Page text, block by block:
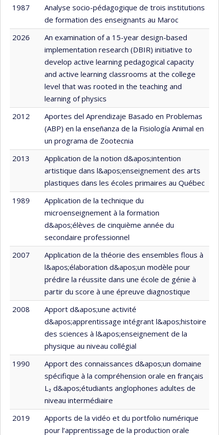
1987
Analyse socio-pédagogique de trois institutions
de formation des enseignants au Maroc
2026
An examination of a 15-year design-based
implementation research (DBIR) initiative to
develop active learning pedagogical capacity
and active learning classrooms at the college
level that was rooted in the teaching and
learning of physics
2012
Aportes del Aprendizaje Basado en Problemas
(ABP) en la enseñanza de la Fisiología Animal en
un programa de Zootecnia
2013
Application de la notion d&apos;intention
artistique dans l&apos;enseignement des arts
plastiques dans les écoles primaires au Québec
1989
Application de la technique du
microenseignement à la formation
d&apos;élèves de cinquième année du
secondaire professionnel
2007
Application de la théorie des ensembles flous à
l&apos;élaboration d&apos;un modèle pour
prédire la réussite dans une école de génie à
partir du score à une épreuve diagnostique
2008
Apport d&apos;une activité
d&apos;apprentissage intégrant l&apos;histoire
des sciences à l&apos;enseignement de la
physique au niveau collégial
1990
Apport des connaissances d&apos;un domaine
spécifique à la compréhension orale en français
L₂ d&apos;étudiants anglophones adultes de
niveau intermédiaire
2019
Apports de la vidéo et du portfolio numérique
pour l’apprentissage de la production orale